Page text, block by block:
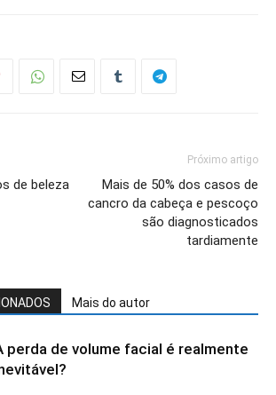
de beleza
Próximo artigo
Mais de 50% dos casos de
cancro da cabeça e pescoço
são diagnosticados
tardiamente
Mais do autor
perda de volume facial é realmente